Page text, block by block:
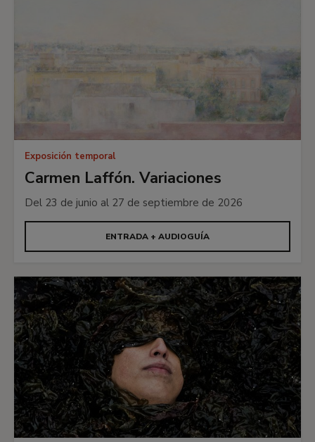
Exposición temporal
Carmen Laffón. Variaciones
Del 23 de junio al 27 de septiembre de 2026
ENTRADA + AUDIOGUÍA